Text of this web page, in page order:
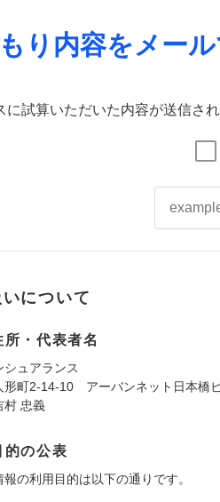
り内容をメー
試算いただいた内容が送信され
について
・代表者名
ュアランス
形町2-14-10 アーバンネット日本橋
忠義
的の公表
の利用目的は以下の通りです。